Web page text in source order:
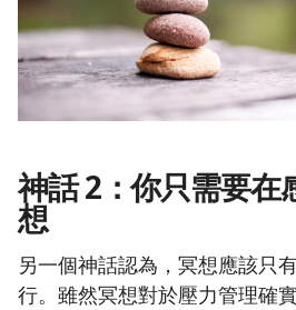
神話 2：你只需要在
想
另一個神話認為，冥想應該只
行。雖然冥想對於壓力管理確